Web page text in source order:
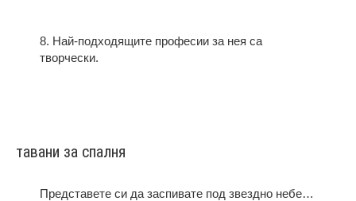
8. Най-подходящите професии за нея са
творчески.
тавани за спалня
Представете си да заспивате под звездно небе…